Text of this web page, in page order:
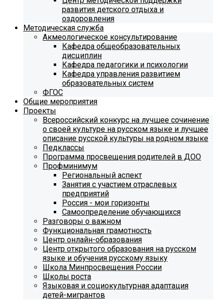
развития детского отдыха и
оздоровления
Методическая служба
Акмеологическое консультирование
Кафедра общеобразовательных
дисциплин
Кафедра педагогики и психологии
Кафедра управления развитием
образовательных систем
ФГОС
Общие мероприятия
Проекты
Всероссийский конкурс на лучшее сочинение
о своей культуре на русском языке и лучшее
описание русской культуры на родном языке
Педклассы
Программа просвещения родителей в ДОО
Профминимум
Региональный аспект
Занятия с участием отраслевых
предприятий
Россия - мои горизонты
Самоопределение обучающихся
Разговоры о важном
Функциональная грамотность
Центр онлайн-образования
Центр открытого образования на русском
языке и обучения русскому языку
Школа Минпросвещения России
Школы роста
Языковая и социокультурная адаптация
детей-мигрантов